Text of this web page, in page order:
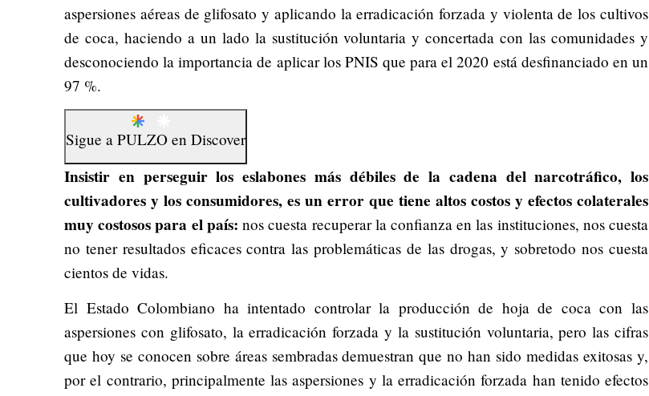
aspersiones aéreas de glifosato y aplicando la erradicación forzada y violenta de los cultivos
de coca, haciendo a un lado la sustitución voluntaria y concertada con las comunidades y
desconociendo la importancia de aplicar los PNIS que para el 2020 está desfinanciado en un
97 %.
Sigue a PULZO en Discover
Insistir en perseguir los eslabones más débiles de la cadena del narcotráfico, los
cultivadores y los consumidores, es un error que tiene altos costos y efectos colaterales
muy costosos para el país: nos cuesta recuperar la confianza en las instituciones, nos cuesta
no tener resultados eficaces contra las problemáticas de las drogas, y sobretodo nos cuesta
cientos de vidas.
El Estado Colombiano ha intentado controlar la producción de hoja de coca con las
aspersiones con glifosato, la erradicación forzada y la sustitución voluntaria, pero las cifras
que hoy se conocen sobre áreas sembradas demuestran que no han sido medidas exitosas y,
por el contrario, principalmente las aspersiones y la erradicación forzada han tenido efectos